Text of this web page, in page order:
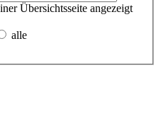
Übersichtsseite angezeigt
alle